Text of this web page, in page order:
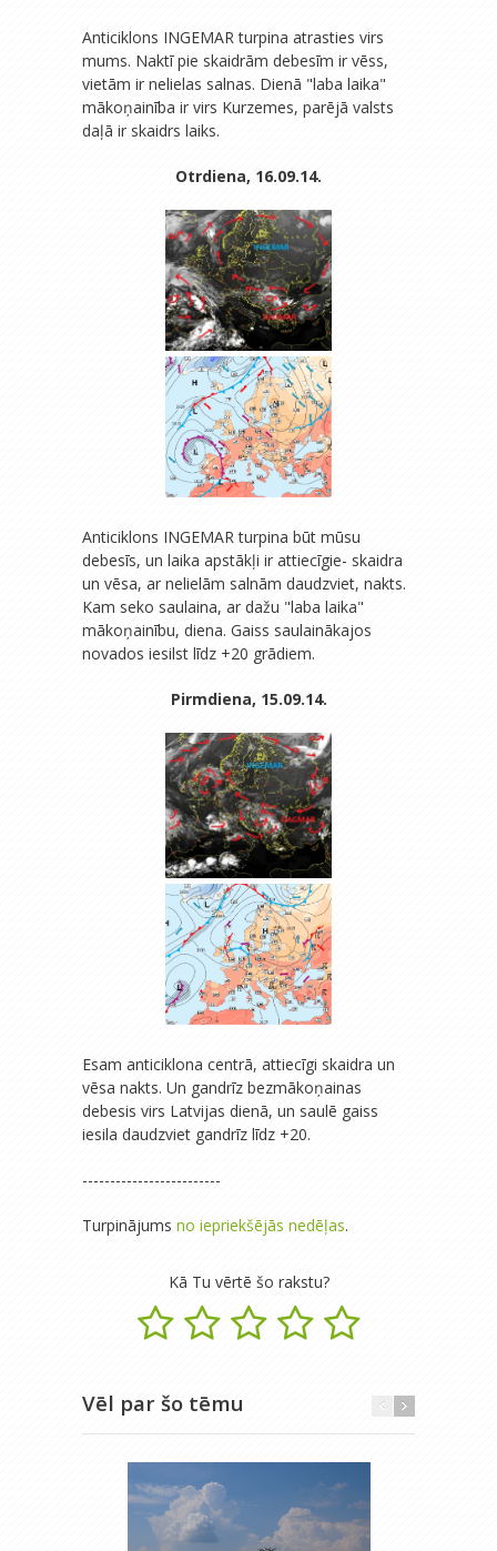
Anticiklons INGEMAR turpina atrasties virs
mums. Naktī pie skaidrām debesīm ir vēss,
vietām ir nelielas salnas. Dienā "laba laika"
mākoņainība ir virs Kurzemes, parējā valsts
daļā ir skaidrs laiks.
Otrdiena, 16.09.14.
Anticiklons INGEMAR turpina būt mūsu
debesīs, un laika apstākļi ir attiecīgie- skaidra
un vēsa, ar nelielām salnām daudzviet, nakts.
Kam seko saulaina, ar dažu "laba laika"
mākoņainību, diena. Gaiss saulainākajos
novados iesilst līdz +20 grādiem.
Pirmdiena, 15.09.14.
Esam anticiklona centrā, attiecīgi skaidra un
vēsa nakts. Un gandrīz bezmākoņainas
debesis virs Latvijas dienā, un saulē gaiss
iesila daudzviet gandrīz līdz +20.
-------------------------
Turpinājums no iepriekšējās nedēļas.
Kā Tu vērtē šo rakstu?
Vēl par šo tēmu